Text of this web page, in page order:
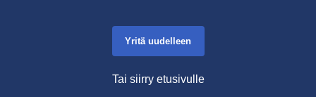
Yritä uudelleen
Tai siirry etusivulle